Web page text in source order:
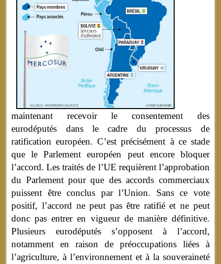
maintenant recevoir le consentement des
eurodéputés dans le cadre du processus de
ratification européen. C’est précisément à ce stade
que le Parlement européen peut encore bloquer
l’accord. Les traités de l’UE requièrent l’approbation
du Parlement pour que des accords commerciaux
puissent être conclus par l’Union. Sans ce vote
positif, l’accord ne peut pas être ratifié et ne peut
donc pas entrer en vigueur de manière définitive.
Plusieurs eurodéputés s’opposent à l’accord,
notamment en raison de préoccupations liées à
l’agriculture, à l’environnement et à la souveraineté